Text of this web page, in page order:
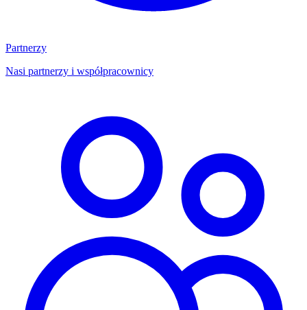
Partnerzy
Nasi partnerzy i współpracownicy